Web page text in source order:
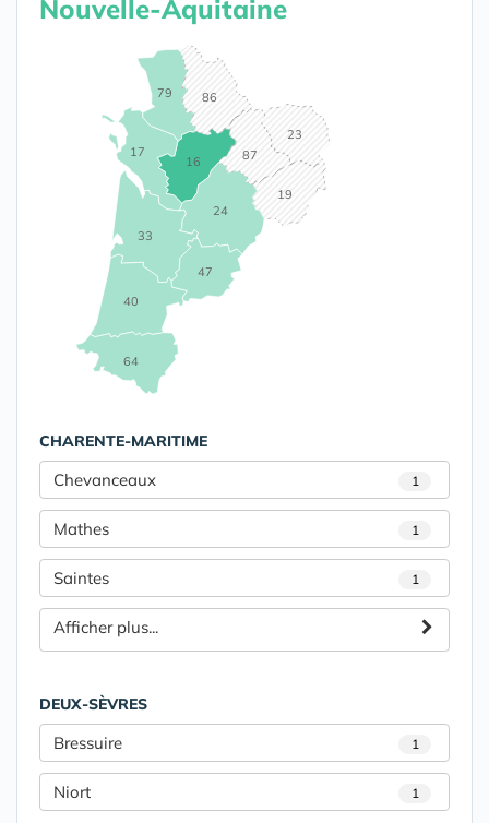
Nouvelle-Aquitaine
16
17
19
23
24
33
40
47
64
79 86
87
CHARENTE-MARITIME
Chevanceaux 1
Mathes 1
Saintes 1
Afficher plus...
DEUX-SÈVRES
Bressuire 1
Niort 1